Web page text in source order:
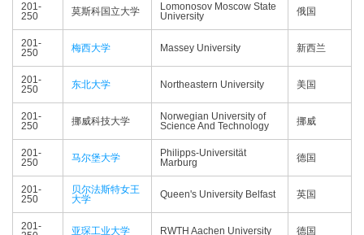
201-
250
莫斯科国立大学
Lomonosov Moscow State
University
俄国
201-
250
梅西大学 Massey University 新西兰
201-
250
东北大学 Northeastern University 美国
201-
250
挪威科技大学
Norwegian University of
Science And Technology
挪威
201-
250
马尔堡大学
Philipps-Universität
Marburg
德国
201-
250
贝尔法斯特女王
大学
Queen's University Belfast 英国
201-
亚琛工业大学 RWTH Aachen University 德国